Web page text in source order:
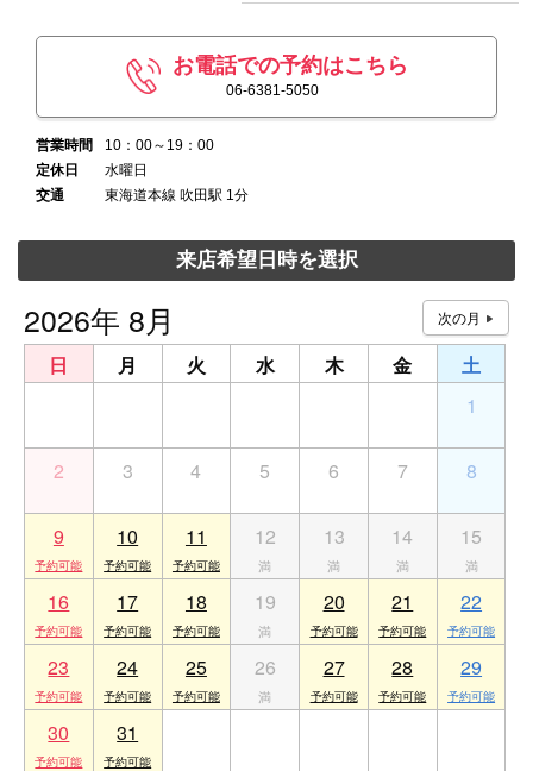
お電話での予約はこちら
06-6381-5050
営業時間
10：00～19：00
定休日
水曜日
交通
東海道本線 吹田駅 1分
来店希望日時を選択
2026年 8月
日 月 火 水 木 金
土
1
2 3 4 5 6 7 8
9 10 11 12 13 14 15
16 17 18 19 20 21 22
23 24 25 26 27 28 29
30 31